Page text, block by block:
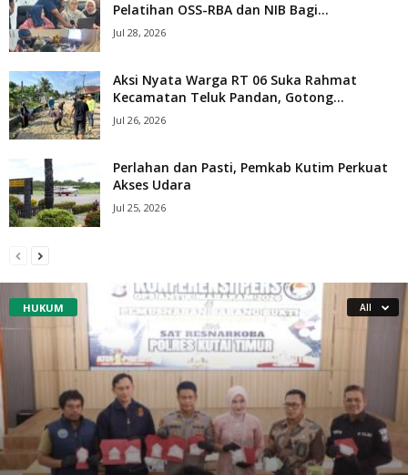
Pelatihan OSS-RBA dan NIB Bagi...
Jul 28, 2026
Aksi Nyata Warga RT 06 Suka Rahmat
Kecamatan Teluk Pandan, Gotong...
Jul 26, 2026
Perlahan dan Pasti, Pemkab Kutim Perkuat
Akses Udara
Jul 25, 2026
HUKUM All